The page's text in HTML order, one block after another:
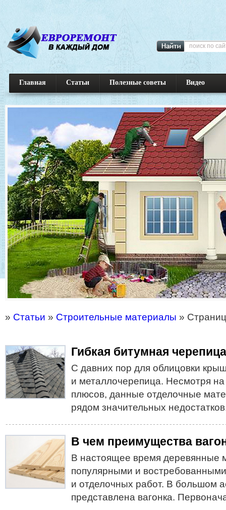
Главная Статьи Полезные советы Видео
» Статьи » Строительные материалы »
Гибкая битумная черепица
С давних пор для облицовки
и металлочерепица. Несмотря
плюсов, данные отделочные
рядом значительных
В чем преимущества
В настоящее время деревянные
популярными и
и отделочных работ. В большом
представлена вагонка.